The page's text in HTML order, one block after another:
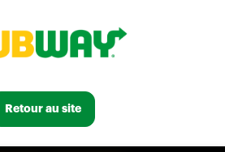
Retour au site